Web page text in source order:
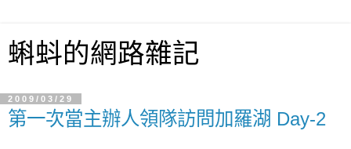
蝌蚪的網路雜記
2009/03/29
第一次當主辦人領隊訪問加羅湖 Day-2